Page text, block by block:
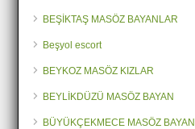
BEŞİKTAŞ MASÖZ BAYANLAR
Beşyol escort
BEYKOZ MASÖZ KIZLAR
BEYLİKDÜZÜ MASÖZ BAYAN
BÜYÜKÇEKMECE MASÖZ BAYAN